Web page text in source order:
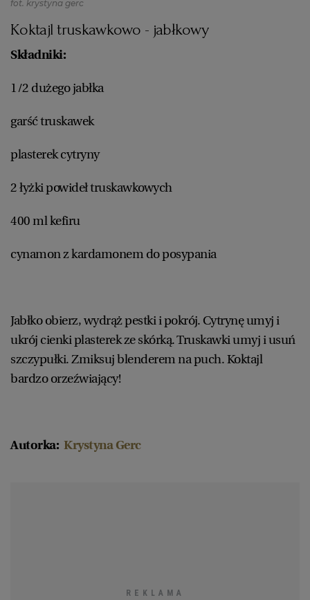
fot. krystyna gerc
Koktajl truskawkowo - jabłkowy
Składniki:
1/2 dużego jabłka
garść truskawek
plasterek cytryny
2 łyżki powideł truskawkowych
400 ml kefiru
cynamon z kardamonem do posypania
Jabłko obierz, wydrąż pestki i pokrój. Cytrynę umyj i
ukrój cienki plasterek ze skórką. Truskawki umyj i usuń
szczypułki. Zmiksuj blenderem na puch. Koktajl
bardzo orzeźwiający!
Autorka: Krystyna Gerc